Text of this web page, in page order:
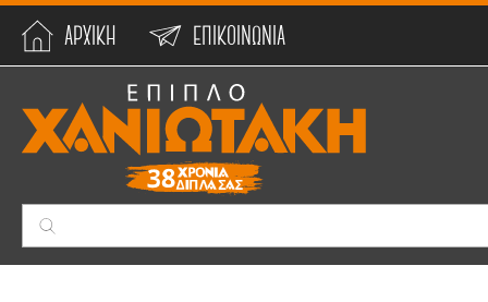
ΑΡΧΙΚΗ ΕΠΙΚΟΙΝΩΝΙΑ